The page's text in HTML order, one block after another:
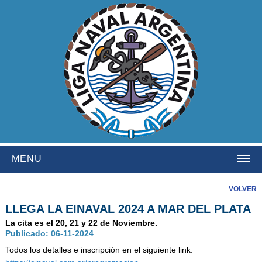
MENU
INSTITUCIONAL
NOSOTROS
HISTORIA
VOLVER
LLEGA LA EINAVAL 2024 A MAR DEL PLATA
La cita es el 20, 21 y 22 de Noviembre.
Publicado: 06-11-2024
Todos los detalles e inscripción en el siguiente link: